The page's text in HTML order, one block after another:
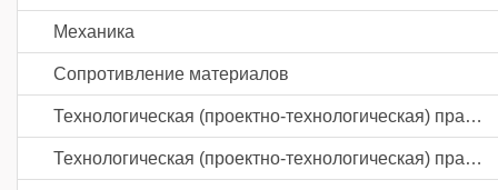
Механика
Сопротивление материалов
Технологическая (проектно-технологическая) практика
Технологическая (проектно-технологическая) практика